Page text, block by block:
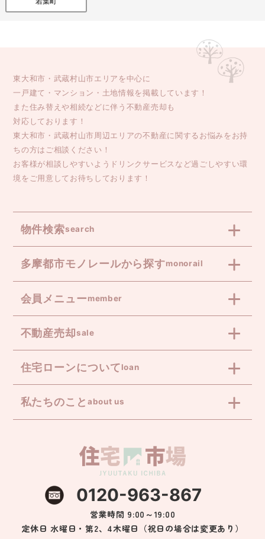
東大和市・武蔵村山市エリアを中心に
一戸建て・マンション・土地情報を掲載しています！
また住み替えや相続などに伴う不動産売却も
対応しております！
東大和市・武蔵村山市周辺エリアの不動産に関するお悩みをお持
ちの方はご相談ください！
お客様が相談しやすいようドリンクサービスなど過ごしやすい環
境をご用意してお待ちしております！
物件検索search
多摩都市モノレールから探すmonorail
会員メニューmember
不動産売却sale
住宅ローンについてloan
私たちのこと about us
0120-963-867
営業時間 9:00～19:00
定休日 水曜日・第2、4木曜日（祝日の場合は変更あり）